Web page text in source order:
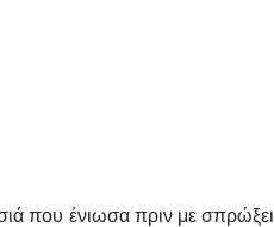
που ένιωσα πριν με σπρώξει